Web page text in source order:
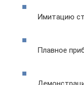
Имитацию
Плавное